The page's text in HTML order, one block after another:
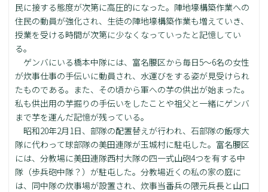
民に接する態度が次第に高圧的になった。陣地壕構築作業への
住民の動員が強化され、生徒の陣地壕構築作業も増えていき、
授業を受ける時間が次第に少なくなっていったと記憶してい
る。
ゲンバにいる橋本中隊には、富名腰区から毎日5～6名の女性
が炊事仕事の手伝いに動員され、水運びをする姿が見受けられ
たものである。また、その頃から軍への芋の供出が始まった。
私も供出用の芋掘りの手伝いをしたことや祖父と一緒にゲンバ
まで芋を運んだ記憶が残っている。
昭和20年2月1日、部隊の配置替えが行われ、石部隊の飯塚大
隊に代わって球部隊の美田連隊が玉城村に駐屯した。富名腰区
には、分教場に美田連隊西村大隊の四一式山砲4つを有する中
隊（歩兵砲中隊？）が駐屯した。分教場近くの私の家の庭に
は、同中隊の炊事場が設置され、炊事当番兵の隈元兵長と山口